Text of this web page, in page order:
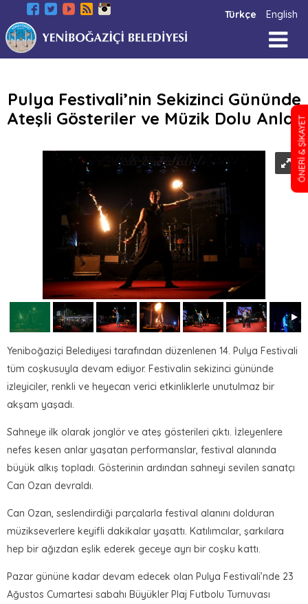
Türkçe English
Pulya Festivali’nin Sekizinci Gününde
Ateşli Gösteriler ve Müzik Dolu Anlar
Yeniboğaziçi Belediyesi tarafından düzenlenen 14. Pulya Festivali
tüm coşkusuyla devam ediyor. Festivalin sekizinci gününde
izleyiciler, renkli ve heyecan verici etkinliklerle unutulmaz bir
akşam yaşadı.
Sahneye ilk olarak jonglör ve ateş gösterileri çıktı. İzleyenlere
nefes kesen anlar yaşatan performanslar, festival alanında
büyük alkış topladı. Gösterinin ardından sahneyi sevilen sanatçı
Can Ozan devraldı.
Can Ozan, seslendirdiği parçalarla festival alanını dolduran
müzikseverlere keyifli dakikalar yaşattı. Katılımcılar, şarkılara
hep bir ağızdan eşlik ederek geceye ayrı bir coşku kattı.
Pazar gününe kadar devam edecek olan Pulya Festivali’nde 23
Ağustos Cumartesi sabahı Büyükler Plaj Futbolu Turnuvası
ÖNERİ & ŞİKAYET